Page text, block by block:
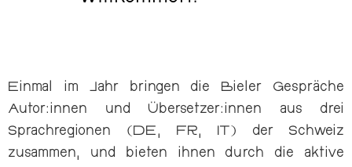
Einmal im Jahr bringen die Bieler Gespräche
Autor:innen und Übersetzer:innen aus drei
Sprachregionen (DE, FR, IT) der Schweiz
zusammen, und bieten ihnen durch die aktive